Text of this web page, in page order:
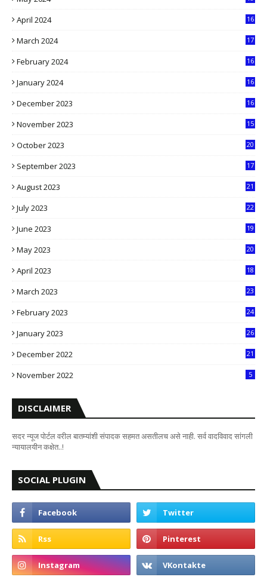
April 2024
16
March 2024
17
February 2024
16
January 2024
16
December 2023
16
November 2023
15
October 2023
20
September 2023
17
August 2023
21
July 2023
22
June 2023
19
May 2023
20
April 2023
18
March 2023
23
February 2023
24
January 2023
26
December 2022
21
November 2022 5
DISCLAIMER
सदर न्यूज पोर्टल वरील बातम्यांशी संपादक सहमत असतीलच असे नाही. सर्व वादविवाद सांगली
न्यायालयीन कक्षेत..!
SOCIAL PLUGIN